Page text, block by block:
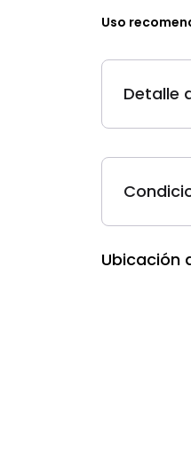
Uso
Detalle
Ubicación